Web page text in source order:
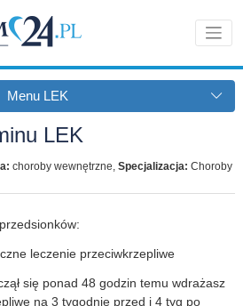
Menu LEK
LEK
choroby wewnętrzne, Specjalizacja: Choroby
leczenie przeciwkrzepliwe
się ponad 48 godzin temu wdrażasz
na 3 tygodnie przed i 4 tyg po